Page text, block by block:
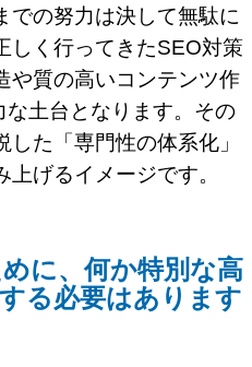
での努力は決して無駄に
しく行ってきたSEO対策
や質の高いコンテンツ作
土台となります。その
た「専門性の体系化」
げるイメージです。
に、何か特別な高
る必要はあります